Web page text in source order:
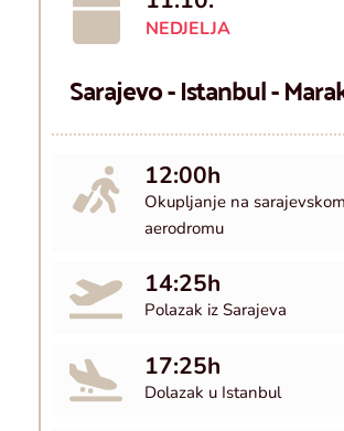
NEDJELJA
Sarajevo - Istanbul -
12:00h
Okupljanje na sarajevskom
aerodromu
14:25h
Polazak iz Sarajeva
17:25h
Dolazak u Istanbul